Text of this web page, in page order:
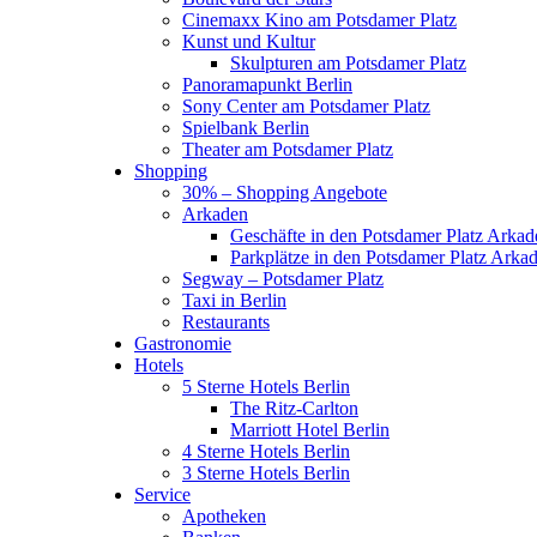
Cinemaxx Kino am Potsdamer Platz
Kunst und Kultur
Skulpturen am Potsdamer Platz
Panoramapunkt Berlin
Sony Center am Potsdamer Platz
Spielbank Berlin
Theater am Potsdamer Platz
Shopping
30% – Shopping Angebote
Arkaden
Geschäfte in den Potsdamer Platz
Parkplätze in den Potsdamer Platz
Segway – Potsdamer Platz
Taxi in Berlin
Restaurants
Gastronomie
Hotels
5 Sterne Hotels Berlin
The Ritz-Carlton
Marriott Hotel Berlin
4 Sterne Hotels Berlin
3 Sterne Hotels Berlin
Service
Apotheken